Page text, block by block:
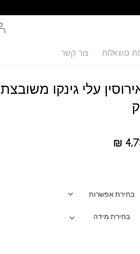
משאלות צור קשר
עלי גינקו משובצת
₪